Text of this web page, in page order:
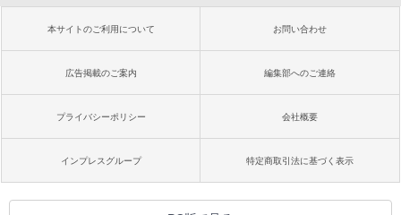
本サイトのご利用について お問い合わせ
広告掲載のご案内 編集部へのご連絡
プライバシーポリシー 会社概要
インプレスグループ 特定商取引法に基づく表示